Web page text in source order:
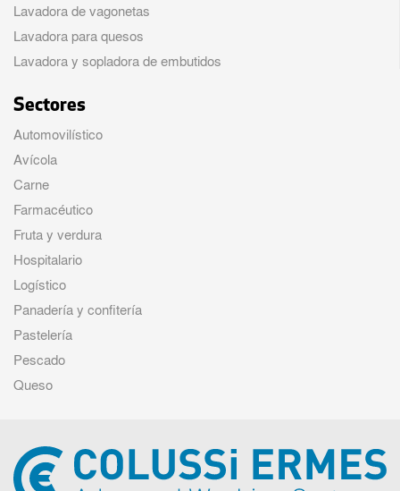
Lavadora de vagonetas
Lavadora para quesos
Lavadora y sopladora de embutidos
Sectores
Automovilístico
Avícola
Carne
Farmacéutico
Fruta y verdura
Hospitalario
Logístico
Panadería y confitería
Pastelería
Pescado
Queso